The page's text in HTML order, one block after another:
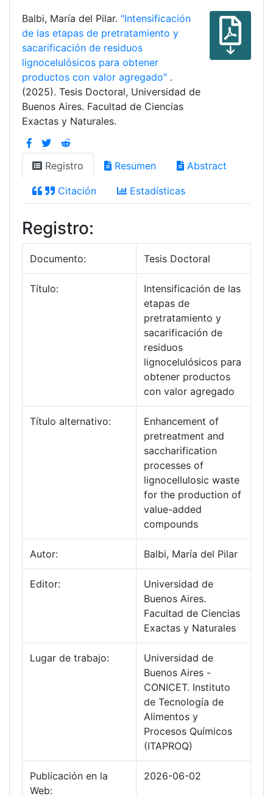
Balbi, María del Pilar. "Intensificación
de las etapas de pretratamiento y
sacarificación de residuos
lignocelulósicos para obtener
productos con valor agregado" .
(2025). Tesis Doctoral, Universidad de
Buenos Aires. Facultad de Ciencias
Exactas y Naturales.
Registro Resumen Abstract
Citación Estadísticas
Registro:
Documento: Tesis Doctoral
Título:
Intensificación de las
etapas de
pretratamiento y
sacarificación de
residuos
lignocelulósicos para
obtener productos
con valor agregado
Título alternativo:
Enhancement of
pretreatment and
saccharification
processes of
lignocellulosic waste
for the production of
value-added
compounds
Autor: Balbi, María del Pilar
Editor:
Universidad de
Buenos Aires.
Facultad de Ciencias
Exactas y Naturales
Lugar de trabajo:
Universidad de
Buenos Aires -
CONICET. Instituto
de Tecnología de
Alimentos y
Procesos Químicos
(ITAPROQ)
Publicación en la
Web:
2026-06-02